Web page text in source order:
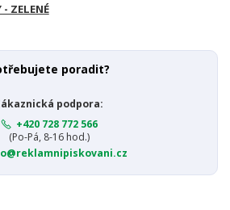
ZELENÉ
poradit?
podpora:
+420 728 772 566
(Po-Pá, 8-16 hod.)